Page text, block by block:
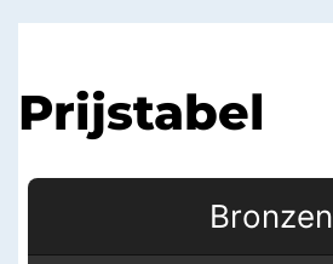
Prijstabel
Bronzen